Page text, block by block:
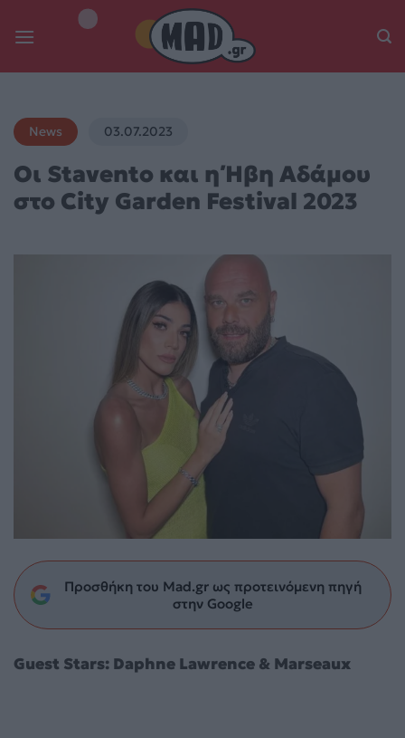
News 03.07.2023
Οι Stavento και η Ήβη Αδάμου
στο City Garden Festival 2023
Προσθήκη του Mad.gr ως προτεινόμενη πηγή
στην Google
Guest Stars: Daphne Lawrence & Marseaux